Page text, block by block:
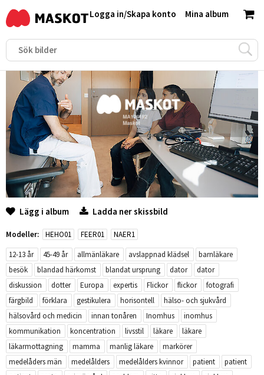
Mina album
Logga in/Skapa konto
Lägg i album Ladda ner skissbild
Modeller: HEHO01 FEER01
NAER1
12-13 år
45-49 år allmänläkare avslappnad klädsel
barnläkare
besök
blandad härkomst blandat ursprung dator
dator
diskussion
dotter Europa expertis Flickor flickor
fotografi
färgbild
förklara gestikulera horisontell
hälso- och sjukvård
hälsovård och medicin
innan tonåren Inomhus
inomhus
kommunikation
koncentration livsstil läkare
läkare
läkarmottagning
mamma manlig läkare
markörer
medelåders män
medelålders medelålders kvinnor patient
patient